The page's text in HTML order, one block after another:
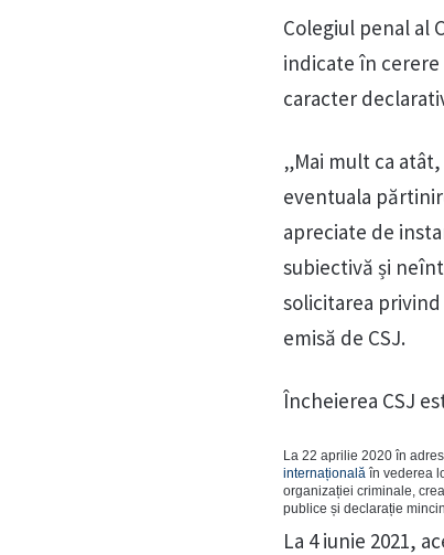
Colegiul penal al
indicate în
caracter
„Mai mult ca
eventuala
apreciate de
subiectivă și
solicitarea
emisă de CSJ.
Încheierea CSJ
La 22 aprilie 2020 în
internațională în vederea
organizației criminale,
publice și declarație
La 4 iunie 2021,